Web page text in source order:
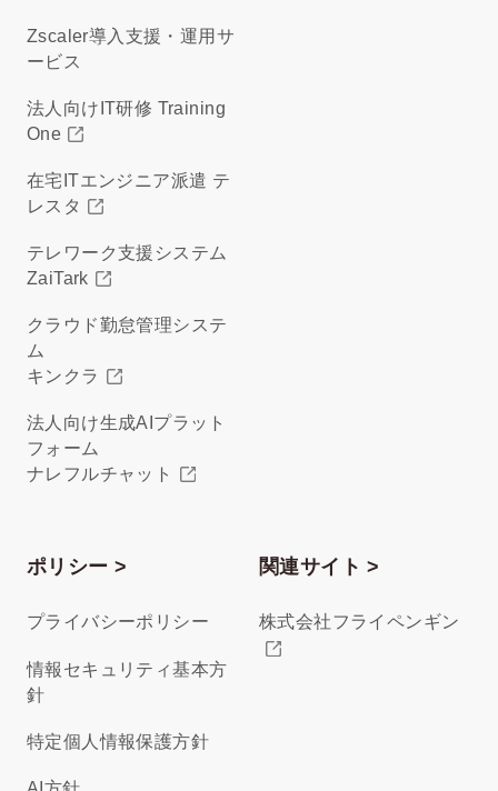
Zscaler導入支援・運用サ
ービス
法人向けIT研修 Training
One
在宅ITエンジニア派遣 テ
レスタ
テレワーク支援システム
ZaiTark
クラウド勤怠管理システ
ム
キンクラ
法人向け生成AIプラット
フォーム
ナレフルチャット
ポリシー >
プライバシーポリシー
情報セキュリティ基本方
針
特定個人情報保護方針
関連サイト >
株式会社フライペンギン